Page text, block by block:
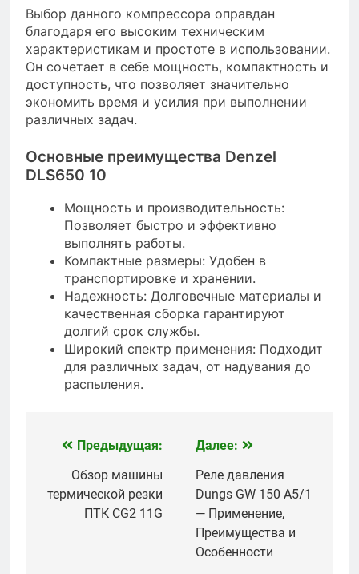
Выбор данного компрессора оправдан
благодаря его высоким техническим
характеристикам и простоте в использовании.
Он сочетает в себе мощность, компактность и
доступность, что позволяет значительно
экономить время и усилия при выполнении
различных задач.
Основные преимущества Denzel
DLS650 10
Мощность и производительность:
Позволяет быстро и эффективно
выполнять работы.
Компактные размеры: Удобен в
транспортировке и хранении.
Надежность: Долговечные материалы и
качественная сборка гарантируют
долгий срок службы.
Широкий спектр применения: Подходит
для различных задач, от надувания до
распыления.
Навигация
записям
Предыдущая:
Обзор машины
термической резки
ПТК CG2 11G
Далее:
Реле давления
Dungs GW 150 A5/1
— Применение,
Преимущества и
Особенности